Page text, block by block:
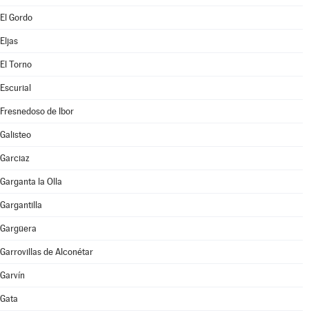
El Gordo
Eljas
El Torno
Escurial
Fresnedoso de Ibor
Galisteo
Garciaz
Garganta la Olla
Gargantilla
Gargüera
Garrovillas de Alconétar
Garvín
Gata